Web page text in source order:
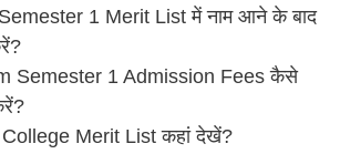
1 Merit List में नाम आने के बाद
Semester 1 Admission Fees कैसे
Merit List कहां देखें?